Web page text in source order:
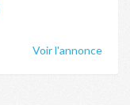
Voir l'annonce